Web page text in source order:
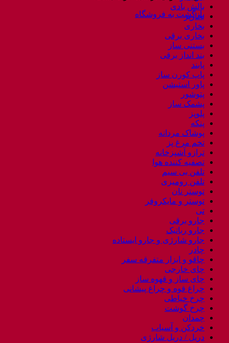
بازگشت به فروشگاه
بالش بادی
بخارپز
بخاری
بخاری برقی
بستنی ساز
بند انداز برقی
پابند
پاپ کورن ساز
پاور استیشن
پتوشور
پشمک ساز
پلوپز
پنکه
پوشاک مردانه
تخم مرغ پز
ترازو آشپزخانه
تصفیه کننده هوا
تلفن بی سیم
تلفن رومیزی
توستر نان
توستر و مایکروفر
تی
جارو برقی
جارو رباتیک
جارو شارژی و جارو ایستاده
چادر
چاقو و ابزار متفرقه سفر
چای خارجی
چای ساز و قهوه ساز
چراغ قوه و چراغ پیشانی
چرخ خیاطی
چرخ گوشت
چمدان
خردکن و آسیاب
دریل / دریل شارژی